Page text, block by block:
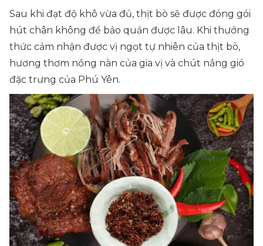
Sau khi đạt độ khô vừa đủ, thịt bò sẽ được đóng gói
hút chân không để bảo quản được lâu. Khi thưởng
thức cảm nhận được vị ngọt tự nhiên của thịt bò,
hương thơm nồng nàn của gia vị và chút nắng gió
đặc trưng của Phú Yên.